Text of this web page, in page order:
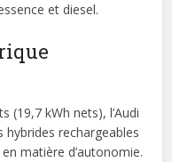
et diesel.
(19,7 kWh nets), l’Audi
rechargeables
matière d’autonomie.